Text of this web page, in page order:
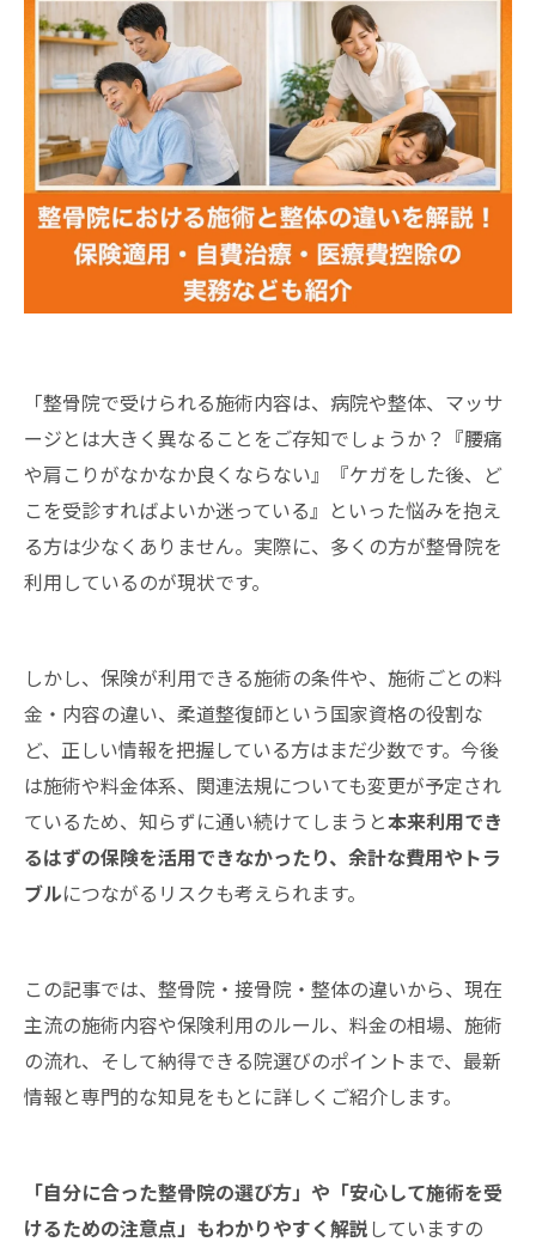
「整骨院で受けられる施術内容は、病院や整体、マッサ
ージとは大きく異なることをご存知でしょうか？『腰痛
や肩こりがなかなか良くならない』『ケガをした後、ど
こを受診すればよいか迷っている』といった悩みを抱え
る方は少なくありません。実際に、多くの方が整骨院を
利用しているのが現状です。
しかし、保険が利用できる施術の条件や、施術ごとの料
金・内容の違い、柔道整復師という国家資格の役割な
ど、正しい情報を把握している方はまだ少数です。今後
は施術や料金体系、関連法規についても変更が予定され
ているため、知らずに通い続けてしまうと本来利用でき
るはずの保険を活用できなかったり、余計な費用やトラ
ブルにつながるリスクも考えられます。
この記事では、整骨院・接骨院・整体の違いから、現在
主流の施術内容や保険利用のルール、料金の相場、施術
の流れ、そして納得できる院選びのポイントまで、最新
情報と専門的な知見をもとに詳しくご紹介します。
「自分に合った整骨院の選び方」や「安心して施術を受
けるための注意点」もわかりやすく解説していますの